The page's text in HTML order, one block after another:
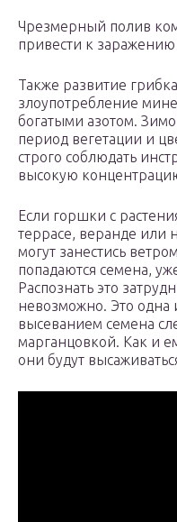
Чрезмерный полив
привести к
Также развитие
злоупотребление
богатыми азотом.
период вегетации и
строго соблюдать
высокую
Если горшки с
террасе, веранде или
могут занестись
попадаются семена,
Распознать это
невозможно. Это одна
высеванием семена
марганцовкой. Как и
они будут